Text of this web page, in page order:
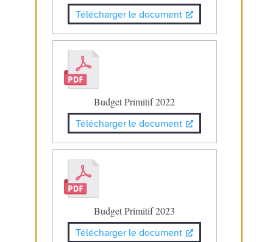
Télécharger le document
Budget Primitif 2022
Télécharger le document
Budget Primitif 2023
Télécharger le document